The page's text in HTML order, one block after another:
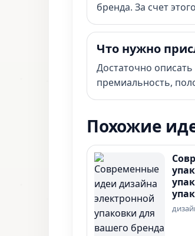
бренда. За счет
Что нужно
Достаточно
премиальность,
Похожие